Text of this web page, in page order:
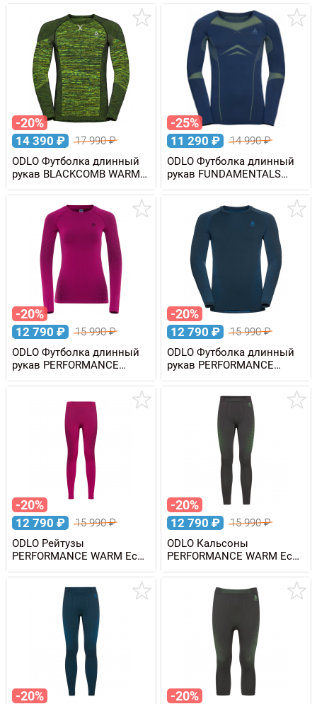
-20%
14 390 ₽ 17 990₽
ODLO Футболка длинный
рукав BLACKCOMB WARM
Eco мужская
-25%
11 290 ₽ 14 990₽
ODLO Футболка длинный
рукав FUNDAMENTALS
PERFORMANCE WARM
мужская
-20%
12 790 ₽ 15 990₽
ODLO Футболка длинный
рукав PERFORMANCE
WARM Eco женская
-20%
12 790 ₽ 15 990₽
ODLO Футболка длинный
рукав PERFORMANCE
WARM Eco мужская
-20%
12 790 ₽ 15 990₽
ODLO Рейтузы
PERFORMANCE WARM Eco
женские
-20%
12 790 ₽ 15 990₽
ODLO Кальсоны
PERFORMANCE WARM Eco
мужские
-20% -20%